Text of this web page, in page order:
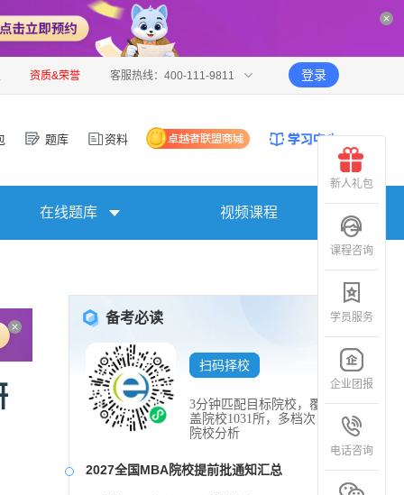
资质&荣誉 客服热线：400-111-9811 登录
题库 资料
在线题库 视频课程
备考必读
扫码择校
3分钟匹配目标院校，覆
盖院校1031所，多档次
院校分析
2027全国MBA院校提前批通知汇总
新人礼包
课程咨询
学员服务
企业团报
电话咨询